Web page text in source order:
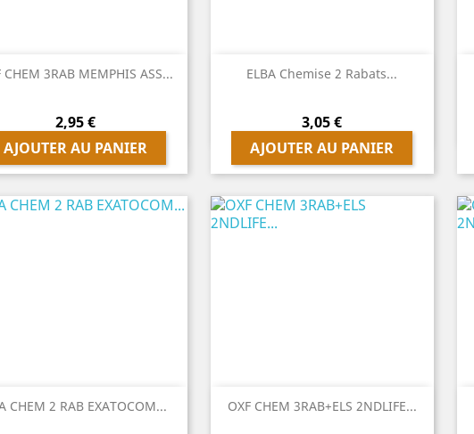
CHEM 3RAB MEMPHIS ASS...
Prix
2,95 €
AJOUTER AU PANIER
 Aperçu rapide ELBA Chemise 2 Rabats...
Prix
3,05 €
AJOUTER AU PANIER
 Aperçu rapide
CHEM 2 RAB EXATOCOM...
 Aperçu rapide OXF CHEM 3RAB+ELS 2NDLIFE...
 Aperçu rapide